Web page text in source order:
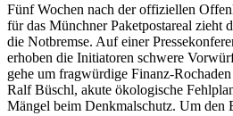
Fünf Wochen nach der offiziellen
für das Münchner Paketpostareal zieht
die Notbremse. Auf einer
erhoben die Initiatoren schwere
gehe um fragwürdige Finanz-
Ralf Büschl, akute ökologische
Mängel beim Denkmalschutz. Um den